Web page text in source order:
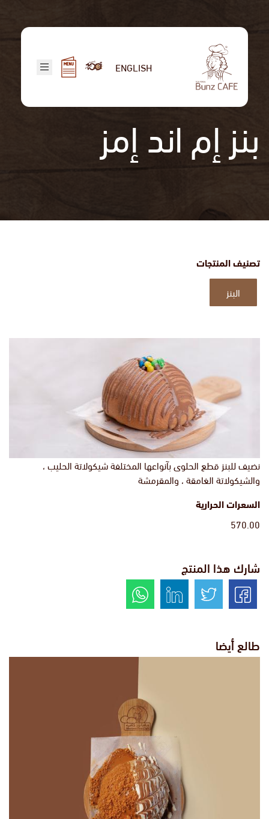
المحتوى
ENGLISH
بنز إم اند إمز
تصنيف المنتجات
البنز
نضيف للبنز قطع الحلوى بآنواعها المختلفة شيكولاتة الحليب ،
والشيكولاتة الغامقة ، والمقرمشة
السعرات الحرارية
570.00
شارك هذا المنتج
طالع أيضا